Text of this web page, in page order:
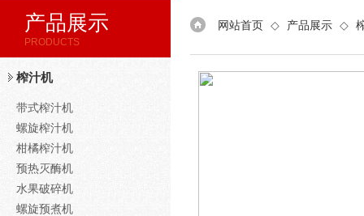
产品展示
PRODUCTS
榨汁机
带式榨汁机
螺旋榨汁机
柑橘榨汁机
预热灭酶机
水果破碎机
螺旋预煮机
网站首页 ◇ 产品展示 ◇